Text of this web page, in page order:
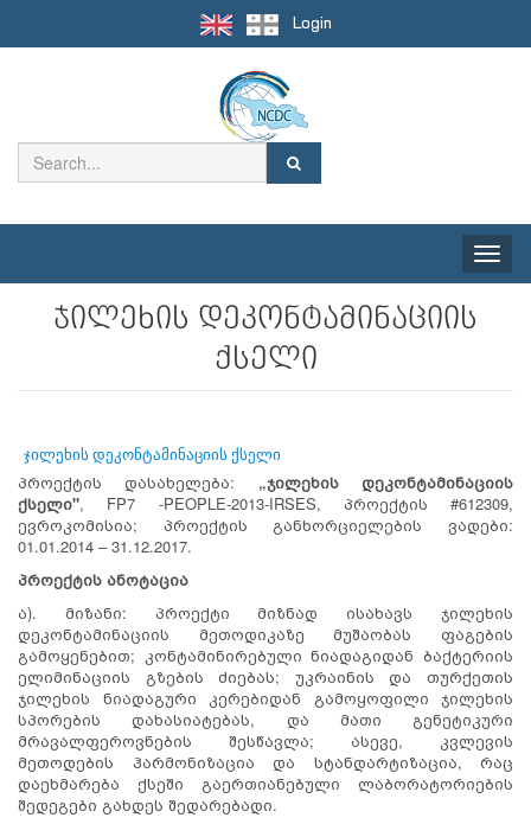
Login
Toggle
ჯილეხის დეკონტამინაციის
ქსელი
ჯილეხის დეკონტამინაციის ქსელი
პროექტის დასახელება: „ჯილეხის დეკონტამინაციის
ქსელი", FP7 -PEOPLE-2013-IRSES, პროექტის #612309,
ევროკომისია; პროექტის განხორციელების ვადები:
01.01.2014 – 31.12.2017.
პროექტის ანოტაცია
ა). მიზანი: პროექტი მიზნად ისახავს ჯილეხის
დეკონტამინაციის მეთოდიკაზე მუშაობას ფაგების
გამოყენებით; კონტამინირებული ნიადაგიდან ბაქტერიის
ელიმინაციის გზების ძიებას; უკრაინის და თურქეთის
ჯილეხის ნიადაგური კერებიდან გამოყოფილი ჯილეხის
სპორების დახასიატებას, და მათი გენეტიკური
მრავალფეროვნების შესწავლა; ასევე, კვლევის
მეთოდების ჰარმონიზაცია და სტანდარტიზაცია, რაც
დაეხმარება ქსეში გაერთიანებული ლაბორატორიების
შედეგები გახდეს შედარებადი.